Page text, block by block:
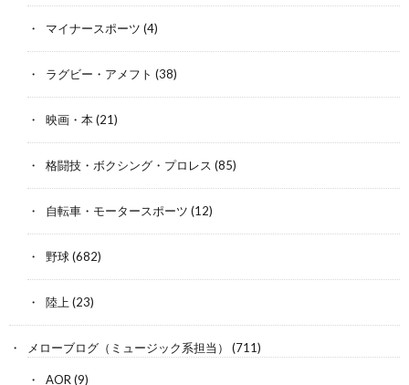
マイナースポーツ (4)
ラグビー・アメフト (38)
映画・本(21)
格闘技・ボクシング・プロレス (85)
自転車・モータースポーツ (12)
野球(682)
陸上 (23)
メローブログ（ミュージック系担当） (711)
AOR (9)